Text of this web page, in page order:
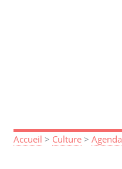
Accueil > Culture >